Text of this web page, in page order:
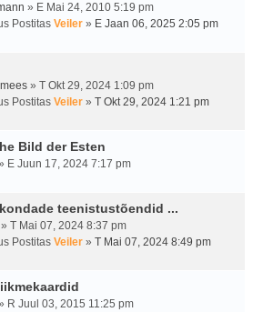
» E Mai 24, 2010 5:19 pm
Postitas Veiler » E Jaan 06, 2025 2:05 pm
» T Okt 29, 2024 1:09 pm
Postitas Veiler » T Okt 29, 2024 1:21 pm
Bild der Esten
E Juun 17, 2024 7:17 pm
teenistustõendid ...
» T Mai 07, 2024 8:37 pm
Postitas Veiler » T Mai 07, 2024 8:49 pm
R Juul 03, 2015 11:25 pm